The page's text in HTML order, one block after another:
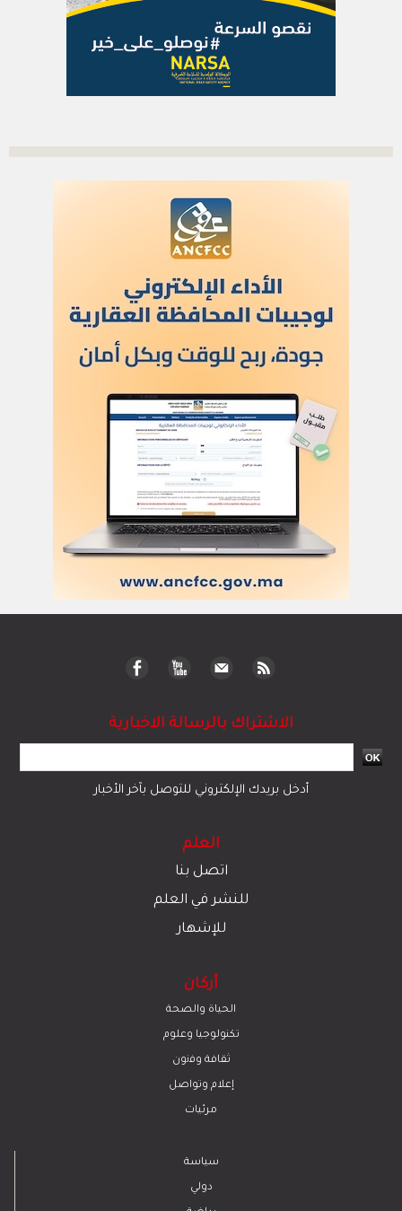
الاشتراك بالرسالة الاخبارية
أدخل بريدك الإلكتروني للتوصل بآخر الأخبار
العلم
اتصل بنا
للنشر في العلم
للإشهار
أركان
الحياة والصحة
تكنولوجيا وعلوم
ﺛﻘﺎﻓﺔ وﻓﻧون
إعلام وتواصل
مرئيات
سياسة
دولي